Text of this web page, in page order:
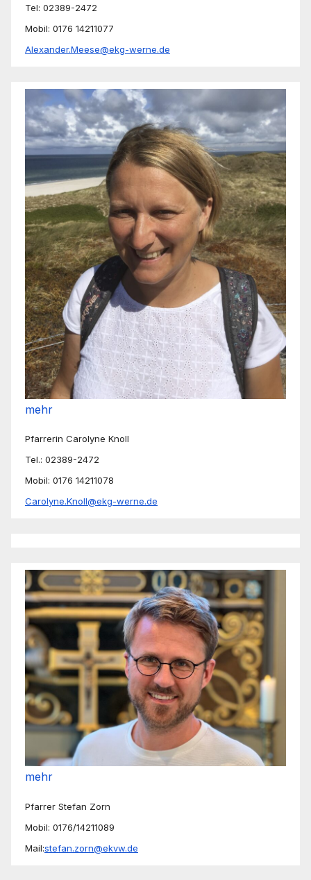
Tel: 02389-2472
Mobil: 0176 14211077
Alexander.Meese@ekg-werne.de
mehr
Pfarrerin Carolyne Knoll
Tel.: 02389-2472
Mobil: 0176 14211078
Carolyne.Knoll@ekg-werne.de
mehr
Pfarrer Stefan Zorn
Mobil: 0176/14211089
Mail:stefan.zorn@ekvw.de